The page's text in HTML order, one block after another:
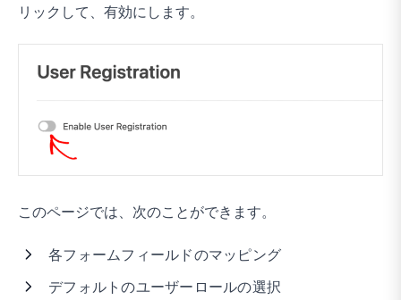
リックして、有効にします。
このページでは、次のことができます。
各フォームフィールドのマッピング
デフォルトのユーザーロールの選択